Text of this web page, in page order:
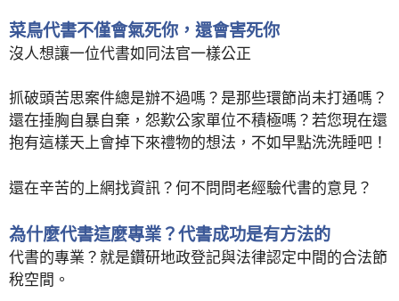
菜鳥代書不僅會氣死你，還會害死你
沒人想讓一位代書如同法官一樣公正
抓破頭苦思案件總是辦不過嗎？是那些環節尚未打通嗎？
還在捶胸自暴自棄，怨歎公家單位不積極嗎？若您現在還
抱有這樣天上會掉下來禮物的想法，不如早點洗洗睡吧！
還在辛苦的上網找資訊？何不問問老經驗代書的意見？
為什麼代書這麼專業？代書成功是有方法的
代書的專業？就是鑽研地政登記與法律認定中間的合法節
稅空間。